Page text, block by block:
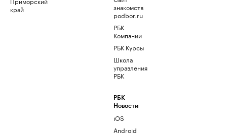
край
знакомств
podbor.ru
РБК
Компании
РБК Курсы
Школа
управления
РБК
РБК
Новости
iOS
Android